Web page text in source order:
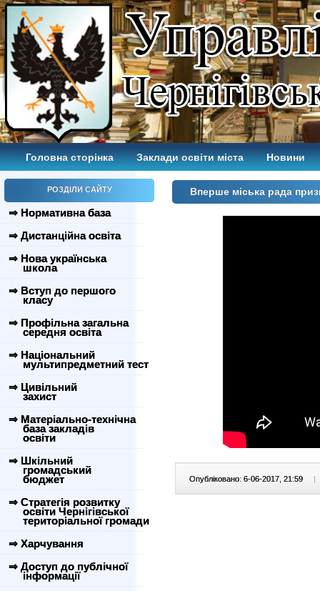
Головна сторінка Заклади освіти міста Новини
РОЗДІЛИ САЙТУ
⇒ Нормативна база
⇒ Дистанційна освіта
⇒ Нова українська
школа
⇒ Вступ до першого
класу
⇒ Профільна загальна
середня освіта
⇒ Національний
мультипредметний тест
⇒ Цивільний
захист
⇒ Матеріально-технічна
база закладів
освіти
⇒ Шкільний
громадський
бюджет
⇒ Стратегія розвитку
освіти Чернігівської
територіальної громади
⇒ Харчування
⇒ Доступ до публічної
інформації
Вперше міська рада
Опубліковано: 6-06-2017, 21:59 |